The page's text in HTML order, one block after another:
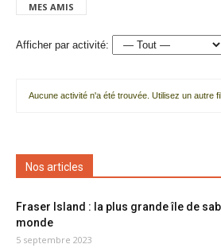
MES AMIS
Afficher par activité:
Aucune activité n'a été trouvée. Utilisez un autre
Nos articles
Fraser Island : la plus grande île de
monde
5 septembre 2023